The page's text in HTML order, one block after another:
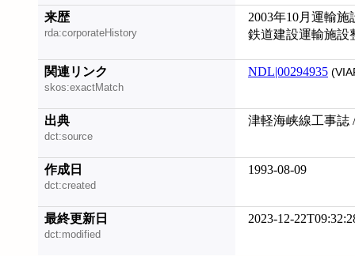
来歴
rda:corporateHistory
2003年10月運輸
鉄道建設運輸施設
関連リンク
skos:exactMatch
NDL|00294935
出典
dct:source
津軽海峡線工事誌
作成日
dct:created
1993-08-09
最終更新日
dct:modified
2023-12-